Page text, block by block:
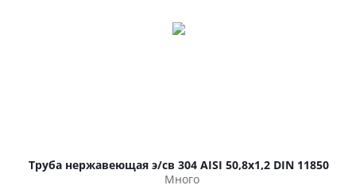
Труба нержавеющая э/св 304 AISI 50,8х1,2 DIN 11850
Много